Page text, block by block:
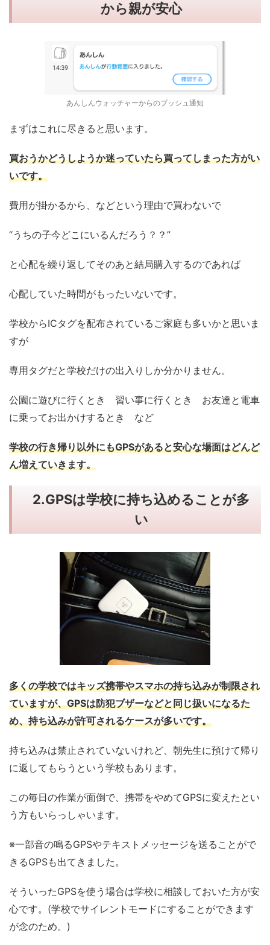
から親が安心
あんしんウォッチャーからのプッシュ通知
まずはこれに尽きると思います。
買おうかどうしようか迷っていたら買ってしまった方がい
いです。
費用が掛かるから、などという理由で買わないで
“うちの子今どこにいるんだろう？？”
と心配を繰り返してそのあと結局購入するのであれば
心配していた時間がもったいないです。
学校からICタグを配布されているご家庭も多いかと思いま
すが
専用タグだと学校だけの出入りしか分かりません。
公園に遊びに行くとき 習い事に行くとき お友達と電車
に乗ってお出かけするとき など
学校の行き帰り以外にもGPSがあると安心な場面はどんど
ん増えていきます。
2.GPSは学校に持ち込めることが多
い
多くの学校ではキッズ携帯やスマホの持ち込みが制限され
ていますが、GPSは防犯ブザーなどと同じ扱いになるた
め、持ち込みが許可されるケースが多いです。
持ち込みは禁止されていないけれど、朝先生に預けて帰り
に返してもらうという学校もあります。
この毎日の作業が面倒で、携帯をやめてGPSに変えたとい
う方もいらっしゃいます。
※一部音の鳴るGPSやテキストメッセージを送ることがで
きるGPSも出てきました。
そういったGPSを使う場合は学校に相談しておいた方が安
心です。(学校でサイレントモードにすることができます
が念のため。)